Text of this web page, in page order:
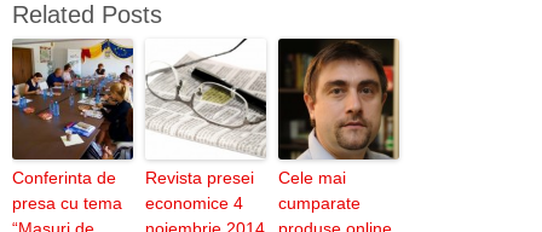
Related Posts
Conferinta de
presa cu tema
Revista presei
economice 4
Cele mai
cumparate